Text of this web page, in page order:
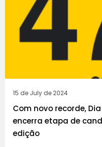
15 de July de 2024
Com novo recorde,
encerra etapa de
edição